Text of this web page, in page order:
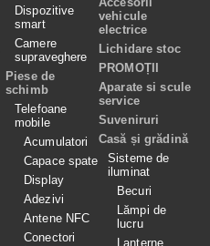
Dispozitive
smart
Camere
supraveghere
Piese de
schimb
Telefoane
mobile
Acumulatori
Capace spate
Display
Adezivi
Antene NFC
Conectori
vehicule
electrice
Lichidare stoc
PROMOȚII
Aparate si scule
service
Suveniruri
Casă și grădină
Sisteme de
iluminat
Becuri
Lămpi de
lucru
Lanterne